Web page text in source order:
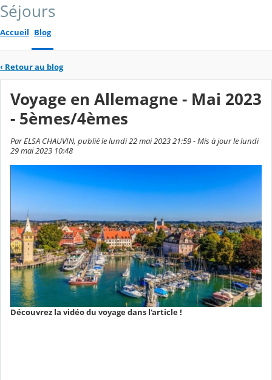
Séjours
Accueil Blog
‹ Retour au blog
Voyage en Allemagne - Mai 2023
- 5èmes/4èmes
Par ELSA CHAUVIN, publié le lundi 22 mai 2023 21:59 - Mis à jour le lundi
29 mai 2023 10:48
Découvrez la vidéo du voyage dans l'article !